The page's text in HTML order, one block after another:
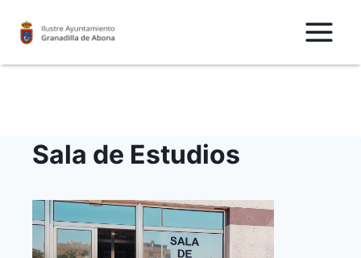
Sala de Estudios